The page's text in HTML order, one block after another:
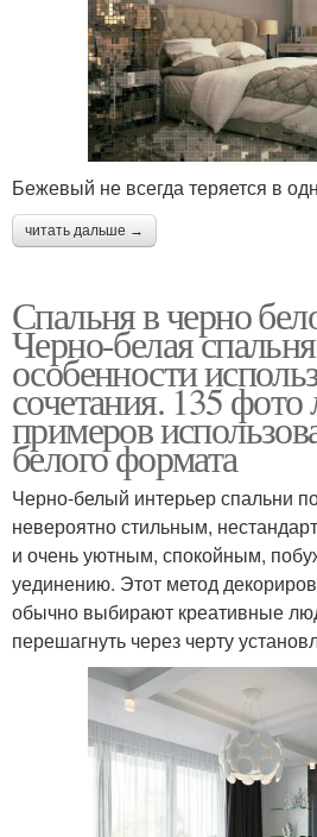
Бежевый не всегда теряется в
читать дальше →
Спальня в черно
Черно-белая
особенности
сочетания. 135
примеров
белого формата
Черно-белый интерьер спальни
невероятно стильным,
и очень уютным, спокойным,
уединению. Этот метод
обычно выбирают креативные
перешагнуть через черту